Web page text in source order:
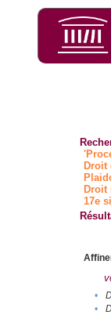
Droit
Droit
17e
•
•